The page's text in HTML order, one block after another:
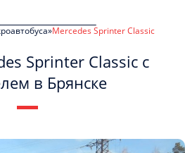
Mercedes Sprinter Classic
Sprinter Classic с
в Брянске
конфиденциальности
даю согласие на